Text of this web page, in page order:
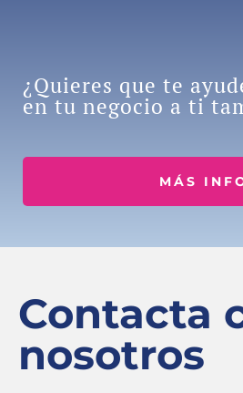
¿Quieres que te
en tu negocio a ti
MÁS
Contacta
nosotros